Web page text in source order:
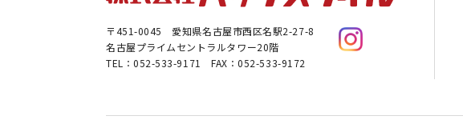
〒451-0045 愛知県名古屋市西区名駅2-27-8
名古屋プライムセントラルタワー20階
TEL：052-533-9171 FAX：052-533-9172